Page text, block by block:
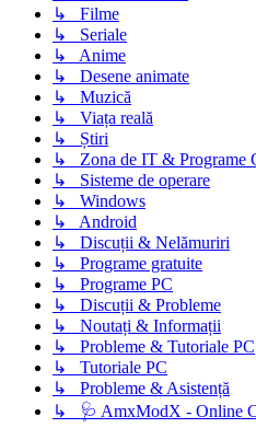
↳ Filme
↳ Seriale
↳ Anime
↳ Desene animate
↳ Muzică
↳ Viața reală
↳ Știri
↳ Zona de IT & Programe
↳ Sisteme de operare
↳ Windows
↳ Android
↳ Discuții & Nelămuriri
↳ Programe gratuite
↳ Programe PC
↳ Discuții & Probleme
↳ Noutați & Informații
↳ Probleme & Tutoriale PC
↳ Tutoriale PC
↳ Probleme & Asistență
↳ 🩺 AmxModX - Online